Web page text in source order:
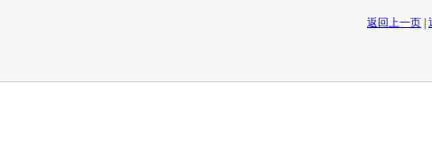
返回上一页 |